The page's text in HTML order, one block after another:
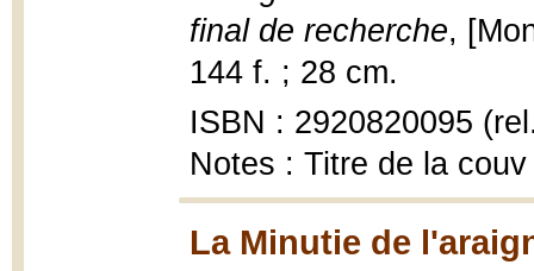
final de recherche,
144 f. ; 28 cm.
ISBN : 2920820095
Notes : Titre de la couv
La Minutie de